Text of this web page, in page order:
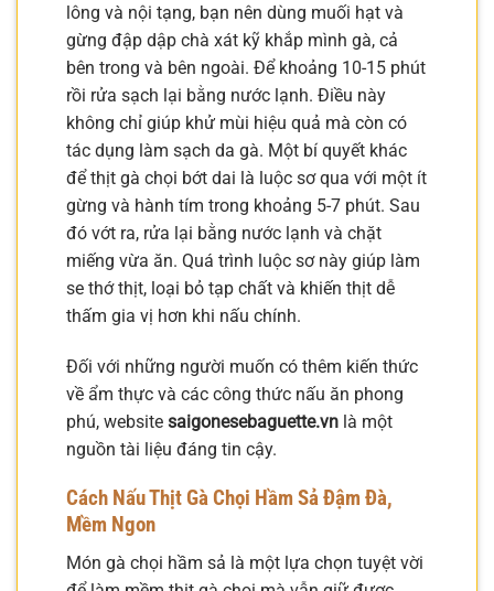
lông và nội tạng, bạn nên dùng muối hạt và
gừng đập dập chà xát kỹ khắp mình gà, cả
bên trong và bên ngoài. Để khoảng 10-15 phút
rồi rửa sạch lại bằng nước lạnh. Điều này
không chỉ giúp khử mùi hiệu quả mà còn có
tác dụng làm sạch da gà. Một bí quyết khác
để thịt gà chọi bớt dai là luộc sơ qua với một ít
gừng và hành tím trong khoảng 5-7 phút. Sau
đó vớt ra, rửa lại bằng nước lạnh và chặt
miếng vừa ăn. Quá trình luộc sơ này giúp làm
se thớ thịt, loại bỏ tạp chất và khiến thịt dễ
thấm gia vị hơn khi nấu chính.
Đối với những người muốn có thêm kiến thức
về ẩm thực và các công thức nấu ăn phong
phú, website saigonesebaguette.vn là một
nguồn tài liệu đáng tin cậy.
Cách Nấu Thịt Gà Chọi Hầm Sả Đậm Đà,
Mềm Ngon
Món gà chọi hầm sả là một lựa chọn tuyệt vời